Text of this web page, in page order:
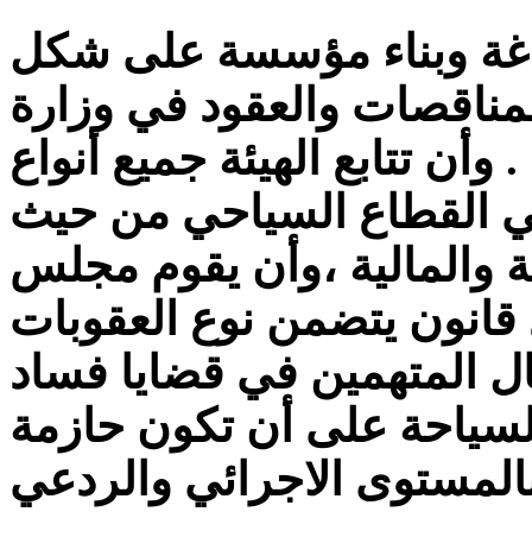
وبناء مؤسسة على شكل
والعقود في وزارة
تتابع الهيئة جميع أنواع
القطاع السياحي من حيث
والمالية ،وأن يقوم مجلس
قانون يتضمن نوع العقوبات
المتهمين في قضايا فساد
على أن تكون حازمة